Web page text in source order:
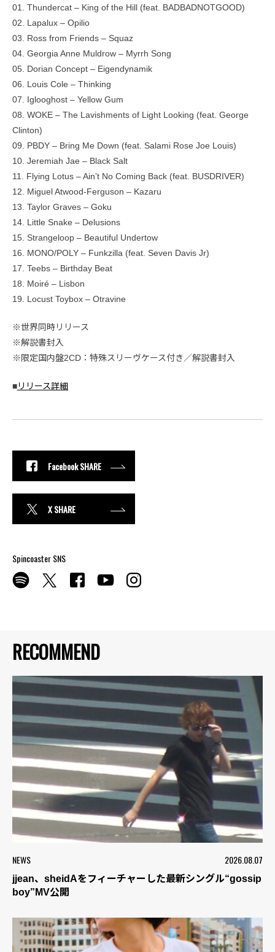
RECOMMEND
NEWS 2026.08.07
jjean、sheidAをフィーチャーした最新シングル“gossip
boy”MV公開
01. Thundercat – King of the Hill (feat. BADBADNOTGOOD)
02. Lapalux – Opilio
03. Ross from Friends – Squaz
04. Georgia Anne Muldrow – Myrrh Song
05. Dorian Concept – Eigendynamik
06. Louis Cole – Thinking
07. Iglooghost – Yellow Gum
08. WOKE – The Lavishments of Light Looking (feat. George
Clinton)
09. PBDY – Bring Me Down (feat. Salami Rose Joe Louis)
10. Jeremiah Jae – Black Salt
11. Flying Lotus – Ain’t No Coming Back (feat. BUSDRIVER)
12. Miguel Atwood-Ferguson – Kazaru
13. Taylor Graves – Goku
14. Little Snake – Delusions
15. Strangeloop – Beautiful Undertow
16. MONO/POLY – Funkzilla (feat. Seven Davis Jr)
17. Teebs – Birthday Beat
18. Moiré – Lisbon
19. Locust Toybox – Otravine
※世界同時リリース
※解説書封入
※限定国内盤2CD：特殊スリーヴケース付き／解説書封入
■リリース詳細
Facebook SHARE
X SHARE
Spincoaster SNS